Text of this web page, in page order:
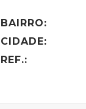
BAIRRO:
CIDADE:
REF.: